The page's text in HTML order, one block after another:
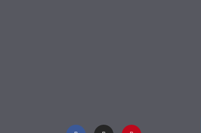
F I P